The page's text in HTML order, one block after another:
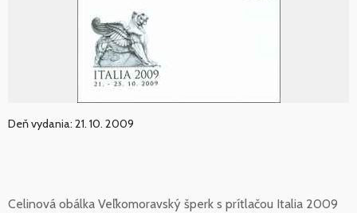
Deň vydania: 21. 10. 2009
Celinová obálka Veľkomoravský šperk s prítlačou Italia 2009